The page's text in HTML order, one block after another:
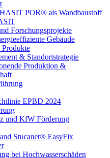
POR® als Wandbaustoff
Forschungsprojekte
Gebäude
Produkte
& Standortstrategie
Produktion &
EPBD 2024
und KfW Förderung
Stucanet® EasyFix
bei Hochwasserschäden